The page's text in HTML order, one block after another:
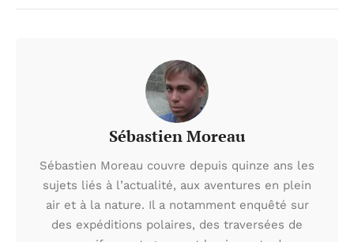
Sébastien Moreau
Sébastien Moreau couvre depuis quinze ans les
sujets liés à l’actualité, aux aventures en plein
air et à la nature. Il a notamment enquêté sur
des expéditions polaires, des traversées de